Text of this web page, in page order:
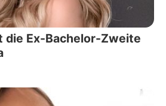
die Ex-Bachelor-Zweite